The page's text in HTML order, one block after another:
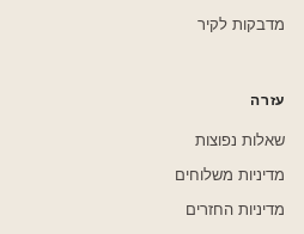
מדבקות לקיר
עזרה
שאלות נפוצות
מדיניות משלוחים
מדיניות החזרים